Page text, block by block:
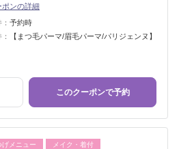
ポンの詳細
予約時
【まつ毛パーマ/眉毛パーマ/パリジェンヌ】
このクーポンで予約
げメニュー
メイク・着付